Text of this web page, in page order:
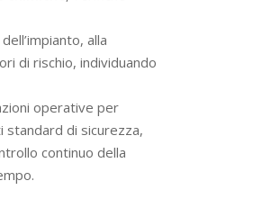
alla
di rischio, individuando
operative per
di sicurezza,
continuo della